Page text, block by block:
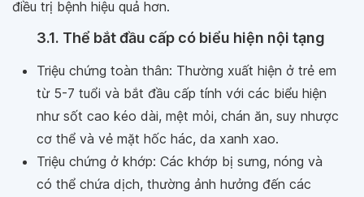
điều trị bệnh hiệu quả hơn.
3.1. Thể bắt đầu cấp có biểu hiện nội tạng
Triệu chứng toàn thân: Thường xuất hiện ở trẻ em
từ 5-7 tuổi và bắt đầu cấp tính với các biểu hiện
như sốt cao kéo dài, mệt mỏi, chán ăn, suy nhược
cơ thể và vẻ mặt hốc hác, da xanh xao.
Triệu chứng ở khớp: Các khớp bị sưng, nóng và
có thể chứa dịch, thường ảnh hưởng đến các